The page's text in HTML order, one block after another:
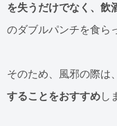
を失うだけでなく、飲
のダブルパンチを食ら
そのため、風邪の際は、
することをおすすめし